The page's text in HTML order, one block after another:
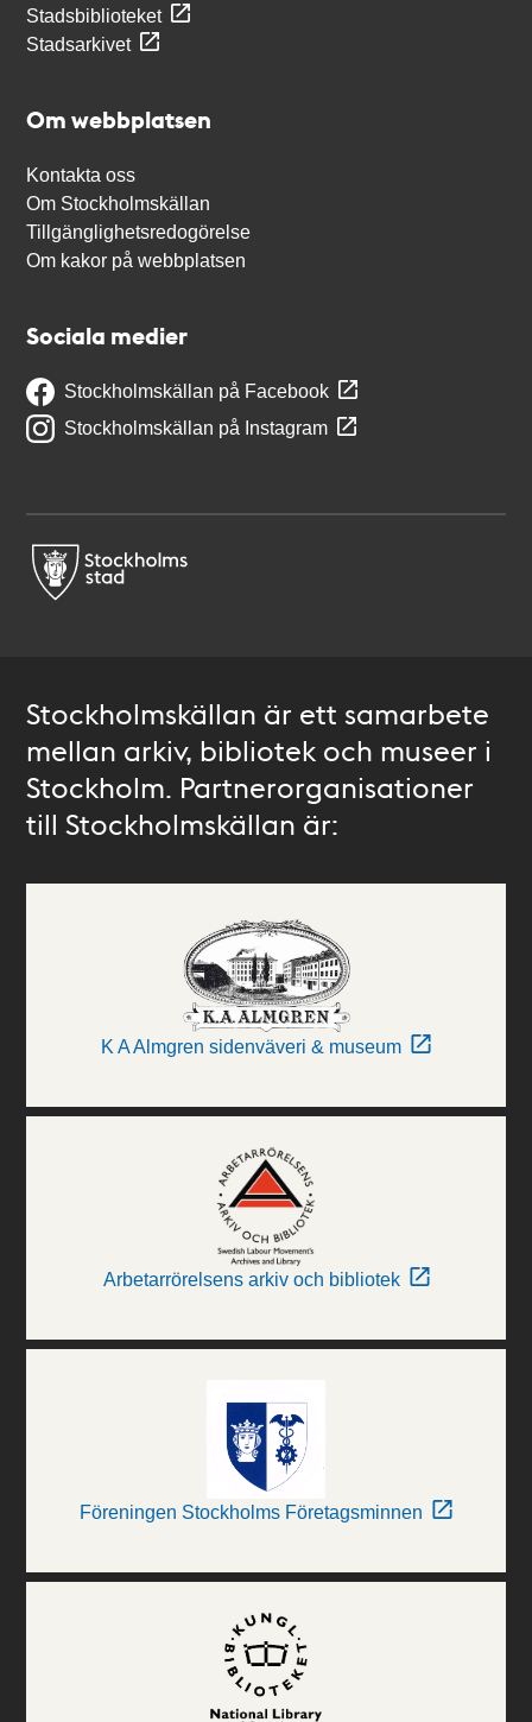
Stadsbiblioteket
Stadsarkivet
Om webbplatsen
Kontakta oss
Om Stockholmskällan
Tillgänglighetsredogörelse
Om kakor på webbplatsen
Sociala medier
Stockholmskällan på Facebook
Stockholmskällan på Instagram
Stockholmskällan är ett samarbete
mellan arkiv, bibliotek och museer i
Stockholm. Partnerorganisationer
till Stockholmskällan är:
K A Almgren sidenväveri & museum
Arbetarrörelsens arkiv och bibliotek
Föreningen Stockholms Företagsminnen